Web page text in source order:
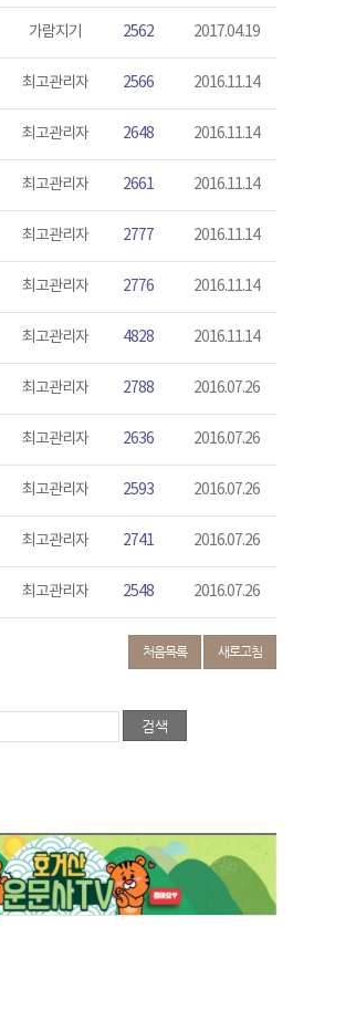
가람지기 2562 2017.04.19
최고관리자 2566 2016.11.14
최고관리자 2648 2016.11.14
최고관리자 2661 2016.11.14
최고관리자 2777 2016.11.14
최고관리자 2776 2016.11.14
최고관리자 4828 2016.11.14
최고관리자 2788 2016.07.26
최고관리자 2636 2016.07.26
최고관리자 2593 2016.07.26
최고관리자 2741 2016.07.26
최고관리자 2548 2016.07.26
처음목록 새로고침